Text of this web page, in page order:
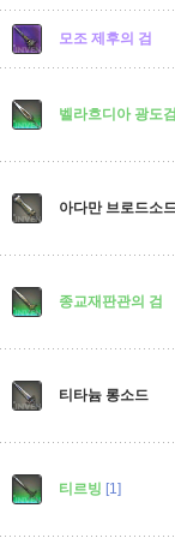
모조 제후의 검
벨라흐디아 광도검
아다만 브로드소
종교재판관의 검
티타늄 롱소드
티르빙 [1]